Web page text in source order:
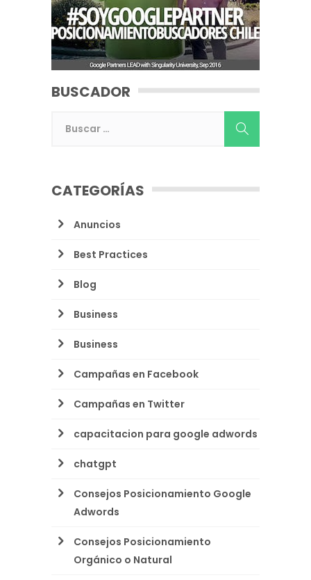
BUSCADOR
CATEGORÍAS
Anuncios
Best Practices
Blog
Business
Business
Campañas en Facebook
Campañas en Twitter
capacitacion para google adwords
chatgpt
Consejos Posicionamiento Google
Adwords
Consejos Posicionamiento
Orgánico o Natural